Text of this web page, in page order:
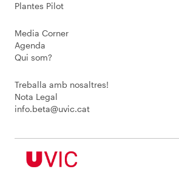
Plantes Pilot
Media Corner
Agenda
Qui som?
Treballa amb nosaltres!
Nota Legal
info.beta@uvic.cat